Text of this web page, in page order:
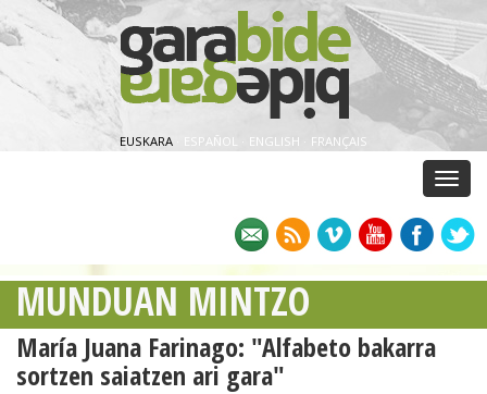
EUSKARA ESPAÑOL · ENGLISH · FRANÇAIS
MUNDUAN MINTZO
María Juana Farinago: "Alfabeto bakarra
sortzen saiatzen ari gara"